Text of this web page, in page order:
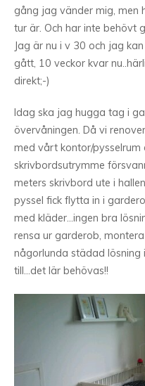
gång jag vänder mig, men
tur är. Och har inte behövt
Jag är nu i v 30 och jag
gått, 10 veckor kvar
direkt;-)
Idag ska jag hugga tag i
övervåningen. Då vi
med vårt kontor/pysselrum
skrivbordsutrymme
meters skrivbord ute i
pyssel fick flytta in i
med kläder…ingen bra
rensa ur garderob,
någorlunda städad lösning
till…det lär behövas!!